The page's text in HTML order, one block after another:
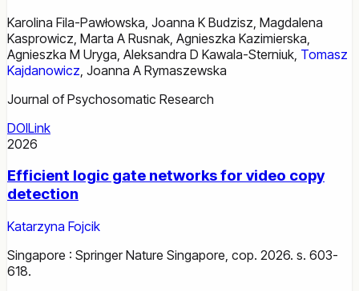
Karolina Fila-Pawłowska Joanna K Budzisz Magdalena
Kasprowicz Marta A Rusnak Agnieszka Kazimierska
Agnieszka M Uryga Aleksandra D Kawala-Sterniuk Tomasz
Kajdanowicz Joanna A Rymaszewska
Journal of Psychosomatic Research
DOILink
2026
Efficient logic gate networks for video copy
detection
Katarzyna Fojcik
Singapore : Springer Nature Singapore, cop. 2026. s. 603-
618.